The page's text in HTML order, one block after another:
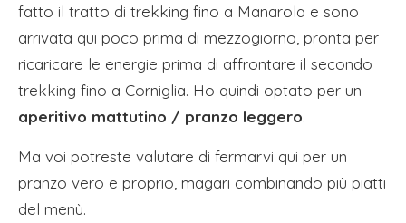
fatto il tratto di trekking fino a Manarola e sono
arrivata qui poco prima di mezzogiorno, pronta per
ricaricare le energie prima di affrontare il secondo
trekking fino a Corniglia. Ho quindi optato per un
aperitivo mattutino / pranzo leggero.
Ma voi potreste valutare di fermarvi qui per un
pranzo vero e proprio, magari combinando più piatti
del menù.